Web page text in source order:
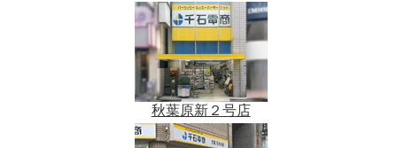
秋葉原新２号店